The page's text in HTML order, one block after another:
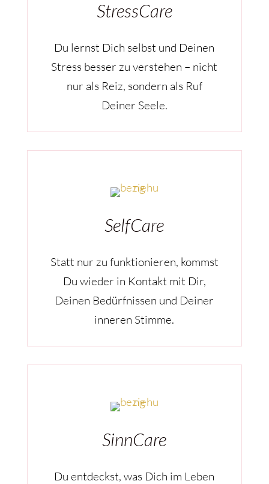
StressCare
Du lernst Dich selbst und Deinen
Stress besser zu verstehen – nicht
nur als Reiz, sondern als Ruf
Deiner Seele.
SelfCare
Statt nur zu funktionieren, kommst
Du wieder in Kontakt mit Dir,
Deinen Bedürfnissen und Deiner
inneren Stimme.
SinnCare
Du entdeckst, was Dich im Leben